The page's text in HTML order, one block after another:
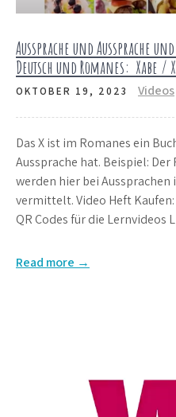
Aussprache und Aussprache
Deutsch und Romanes: Xabe /
OKTOBER 19, 2023 Videos
Das X ist im Romanes ein
Aussprache hat. Beispiel: Der
werden hier bei Aussprachen
vermittelt. Video Heft
QR Codes für die Lernvideos
Read more →